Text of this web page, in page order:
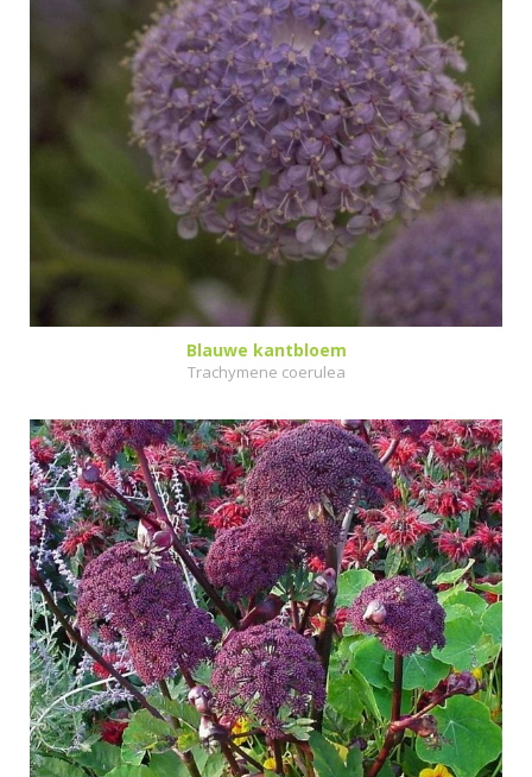
Blauwe kantbloem
Trachymene coerulea